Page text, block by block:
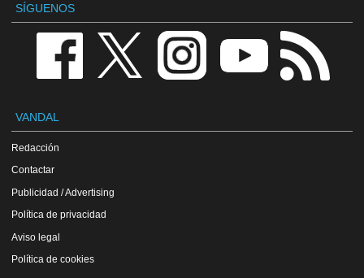
SÍGUENOS
VANDAL
Redacción
Contactar
Publicidad / Advertising
Política de privacidad
Aviso legal
Política de cookies